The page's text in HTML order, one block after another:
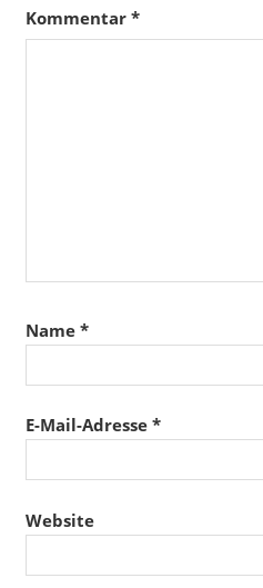
Kommentar *
Name *
E-Mail-Adresse *
Website